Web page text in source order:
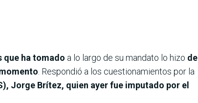
que ha tomado a lo largo de su mandato lo hizo de
. Respondió a los cuestionamientos por la
Jorge Brítez, quien ayer fue imputado por el